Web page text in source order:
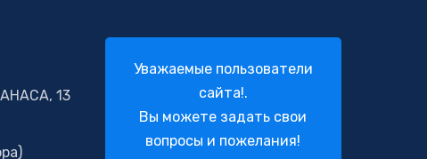
13
Уважаемые пользователи
сайта!.
Вы можете задать свои
вопросы и пожелания!